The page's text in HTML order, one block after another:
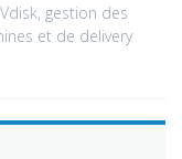
gestion des
et de delivery